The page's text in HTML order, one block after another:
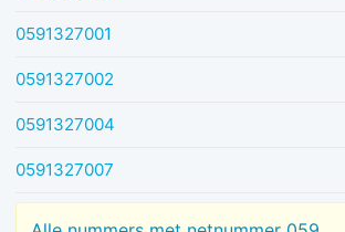
0591327001
0591327002
0591327004
0591327007